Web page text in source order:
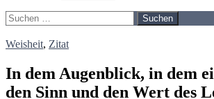
Suchen
nach:
Weisheit, Zitat
In dem Augenblick, in dem
den Sinn und den Wert des